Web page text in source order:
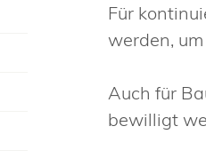
Für
werden,
Auch für
bewilligt